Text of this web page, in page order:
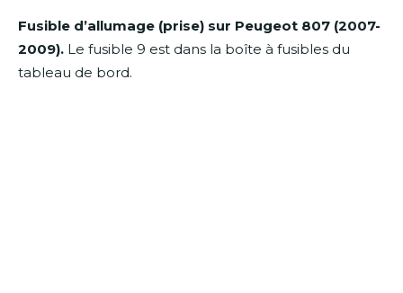
Fusible d’allumage (prise) sur Peugeot 807 (2007-
2009). Le fusible 9 est dans la boîte à fusibles du
tableau de bord.